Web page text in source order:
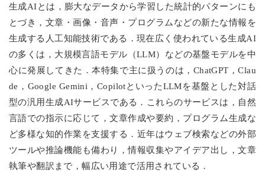
生成AIとは，膨大なデータから学習した統計的パターンにも
とづき，文章・画像・音声・プログラムなどの新たな情報を
生成する人工知能技術である．現在広く使われている生成AI
の多くは，大規模言語モデル（LLM）などの基盤モデルを中
心に発展してきた．本特集で主に扱うのは，ChatGPT，Clau
de，Google Gemini，CopilotといったLLMを基盤とした対話
型の汎用生成AIサービスである．これらのサービスは，自然
言語での指示に応じて，文章作成や要約，プログラム生成な
ど多様な知的作業を支援する．近年はウェブ検索などの外部
ツールや推論機能も備わり，情報収集やアイデア出し，文章
執筆や翻訳まで，幅広い用途で活用されている．